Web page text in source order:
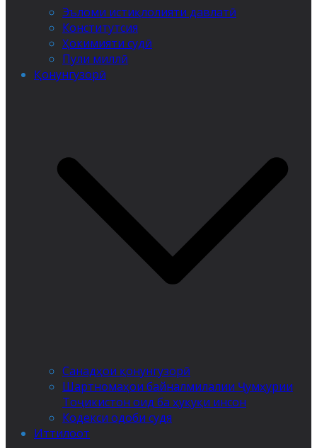
Эъломи истиқлолияти давлатӣ
Конститутсия
Ҳокимияти судӣ
Пули миллӣ
Қонунгузорӣ
Санадҳои қонунгузорӣ
Шартномаҳои байналмилалии Ҷумҳурии
Тоҷикистон оид ба ҳуқуқи инсон
Кодекси одоби судя
Иттилоот